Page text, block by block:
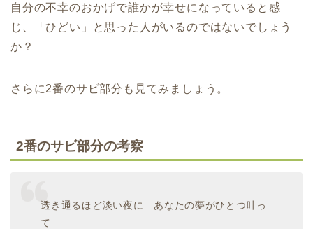
自分の不幸のおかげで誰かが幸せになっていると感
じ、「ひどい」と思った人がいるのではないでしょう
か？
さらに2番のサビ部分も見てみましょう。
2番のサビ部分の考察
透き通るほど淡い夜に あなたの夢がひとつ叶っ
て